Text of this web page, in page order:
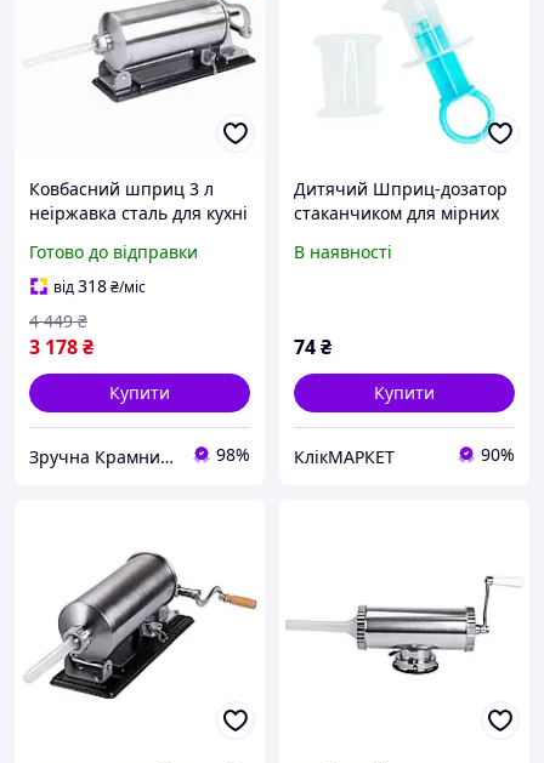
Ковбасний шприц 3 л
неіржавка сталь для кухні
12502
Готово до відправки
від318₴/міс
3 178₴
4 449 ₴
Купити
Зручна Крамниця 98%
Дитячий Шприц-дозатор
стаканчиком для мірних
MGZ-0719 (Crimson)
В наявності
74₴
Купити
КлікМАРКЕТ 90%